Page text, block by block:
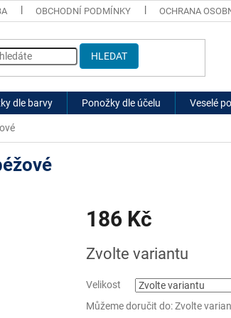
OBCHODNÍ PODMÍNKY OCHRANA
HLEDAT
dle barvy Ponožky dle účelu Veselé
186 Kč
cena:
Zvolte variantu
Velikost
Můžeme doručit do:Zvolte